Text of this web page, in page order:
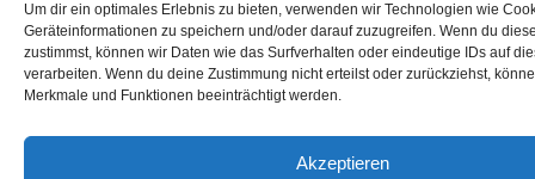
Um dir ein optimales Erlebnis zu bieten, verwenden wir Technologien wie
Geräteinformationen zu speichern und/oder darauf zuzugreifen. Wenn du
zustimmst, können wir Daten wie das Surfverhalten oder eindeutige IDs auf
verarbeiten. Wenn du deine Zustimmung nicht erteilst oder zurückziehst,
Merkmale und Funktionen beeinträchtigt werden.
Akzeptieren